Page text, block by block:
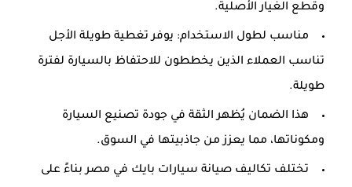
وقطع الغيار الأصلية.
مناسب لطول الاستخدام: يوفر تغطية طويلة الأجل
تناسب العملاء الذين يخططون للاحتفاظ بالسيارة لفترة
طويلة.
هذا الضمان يُظهر الثقة في جودة تصنيع السيارة
ومكوناتها، مما يعزز من جاذبيتها في السوق.
تختلف تكاليف صيانة سيارات بايك في مصر بناءً على